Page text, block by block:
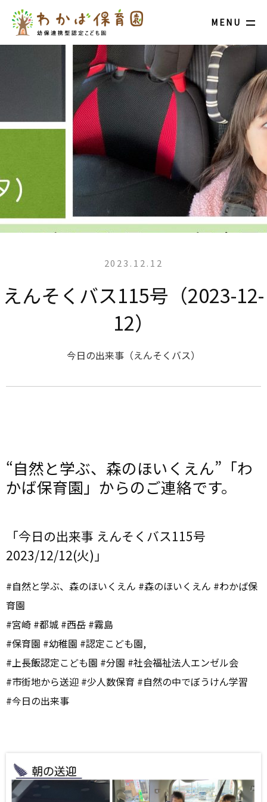
MENU
2023.12.12
えんそくバス115号（2023-12-
12）
今日の出来事（えんそくバス）
“自然と学ぶ、森のほいくえん”「わ
かば保育園」からのご連絡です。
「今日の出来事 えんそくバス115号
2023/12/12(火)」
#自然と学ぶ、森のほいくえん #森のほいくえん #わかば保
育園
#宮崎 #都城 #西岳 #霧島
#保育園 #幼稚園 #認定こども園,
#上長飯認定こども園 #分園 #社会福祉法人エンゼル会
#市街地から送迎 #少人数保育 #自然の中でぼうけん学習
#今日の出来事